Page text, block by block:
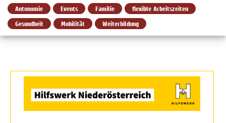
Autonomie Events Familie
flexible Arbeitszeiten
Gesundheit
Mobilität Weiterbildung